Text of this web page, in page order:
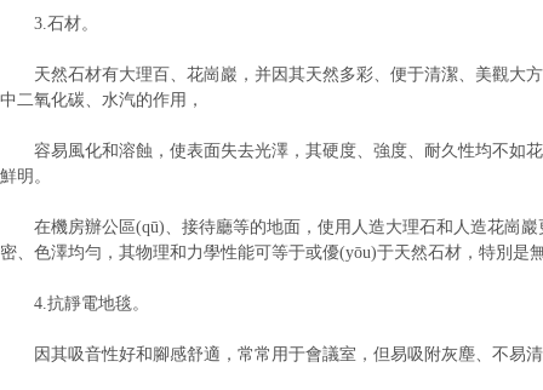
3.石材。
天然石材有大理百、花崗巖，并因其天然多彩、便于清潔、美觀大
中二氧化碳、水汽的作用，
容易風化和溶蝕，使表面失去光澤，其硬度、強度、耐久性均不如
鮮明。
在機房辦公區(qū)、接待廳等的地面，使用人造大理石和人造花崗巖
密、色澤均勻，其物理和力學性能可等于或優(yōu)于天然石材，特別是
4.抗靜電地毯。
因其吸音性好和腳感舒適，常常用于會議室，但易吸附灰塵、不易清